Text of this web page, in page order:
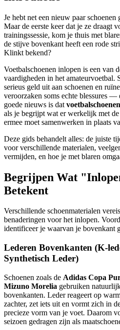
Je hebt net een nieuw paar
Maar de eerste keer dat je ze draagt
trainingssessie, kom je thuis met
de stijve bovenkant heeft een rode
Klinkt bekend?
Voetbalschoenen inlopen is een van
vaardigheden in het amateurvoetbal.
serieus geld uit aan schoenen en
veroorzaken soms echte blessures —
goede nieuws is dat
als je begrijpt wat er werkelijk met
ermee moet samenwerken in plaats
Deze gids behandelt alles: de juiste
voor verschillende materialen,
vermijden, en hoe je met blaren
Begrijpen Wat
Betekent
Verschillende schoenmaterialen
benaderingen voor het inlopen.
identificeer je waarvan je bovenkant
Lederen Bovenkanten (K-
Synthetisch Leder)
Schoenen zoals de Adidas Copa
Mizuno Morelia gebruiken
bovenkanten. Leder reageert op
zachter, zet iets uit en vormt zich in
precieze vorm van je voet. Daarom
seizoen gedragen zijn als